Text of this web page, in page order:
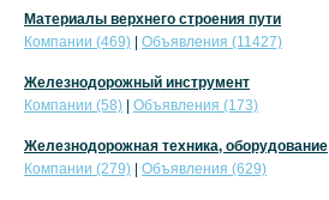
Материалы верхнего строения пути
Компании (469)
Объявления (11427)
Железнодорожный инструмент
Компании (58)
Объявления (173)
Железнодорожная техника, оборудование
Компании (279)
Объявления (629)